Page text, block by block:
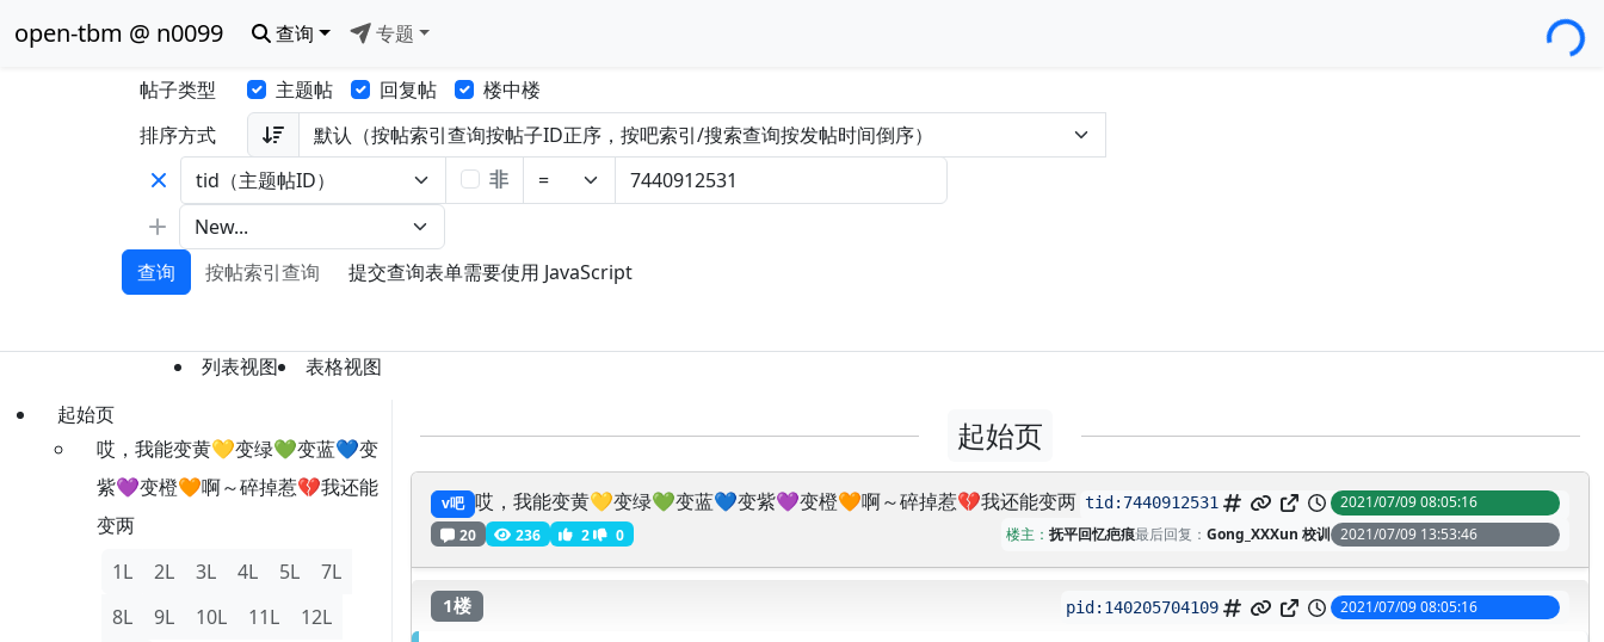
open-tbm @ n0099 查询 专题 Loading...
帖子类型 主题帖 回复帖
楼中楼
排序方式
非
查询 按帖索引查询 提交查询表单需要使用 JavaScript
列表视图
表格视图
起始页
哎，我能变黄💛变绿💚变蓝💙变
紫💜变橙🧡啊～碎掉惹💔我还能
变两
1L
2L 3L 4L 5L
7L
8L
9L 10L 11L
12L
起始页
v吧 哎，我能变黄💛变绿💚变蓝💙变紫💜变橙🧡啊～碎掉惹💔我还能变两 tid: 7440912531
2021/07/09 08:05:16
20
236 2 0 楼主： 抚平回忆疤痕最后回复： Gong_XXXun 校训 2021/07/09 13:53:46
1楼 pid: 140205704109 2021/07/09 08:05:16